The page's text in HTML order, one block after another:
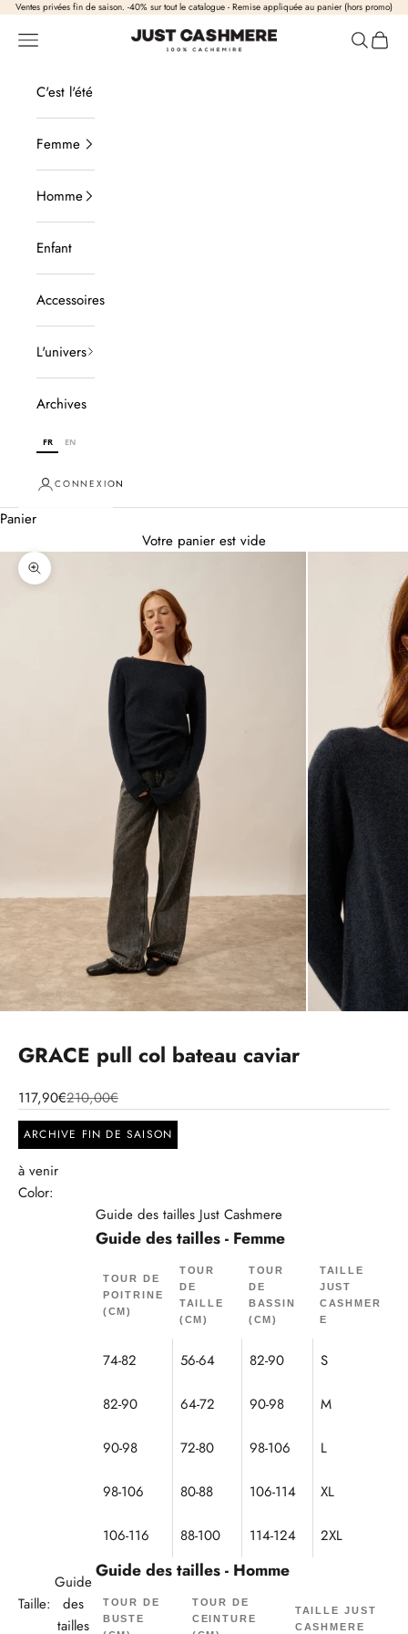
Passer au contenu
Ventes privées fin de saison. -40% sur tout le catalogue - Remise appliquée au panier (hors promo)
Just Cashmere
Ouvrir la navigation Ouvrir la
Voir
C'est l'été
Femme
Homme
Enfant
Accessoires
L'univers
Archives
FR EN
CONNEXION
Panier
Votre panier est vide
Zoomer sur l'image
GRACE pull col bateau caviar
117,90€210,00€
ARCHIVE FIN DE SAISON
à venir
Color:
Taille:
Guide
des
tailles
Guide des tailles Just Cashmere
Guide des tailles - Femme
TOUR DE
POITRINE
(CM)
TOUR
DE
TAILLE
(CM)
TOUR
DE
BASSIN
(CM)
TAILLE
JUST
CASHMER
E
74-82 56-64 82-90 S
82-90 64-72 90-98 M
90-98 72-80 98-106 L
98-106 80-88 106-114 XL
106-116 88-100 114-124 2XL
Guide des tailles - Homme
TOUR DE
BUSTE
TOUR DE
CEINTURE
TAILLE JUST
CASHMERE